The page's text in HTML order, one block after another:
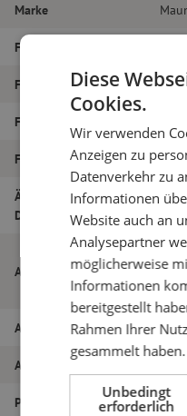
Marke
Fasertyp
Farbe
Faser-Typ
Faseranzahl
Äußerer
Durchmesser (mm)
2.0
Artikelname
LC/
Artikel Nummer
Art des Produkts
Produkttyp
Diese
Cookies.
Wir verwenden
Anzeigen zu
Datenverkehr zu
Informationen
Website auch an
Analysepartner
möglicherweise
Informationen
bereitgestellt
Rahmen Ihrer
gesammelt haben.
Unbedingt
erforderlich